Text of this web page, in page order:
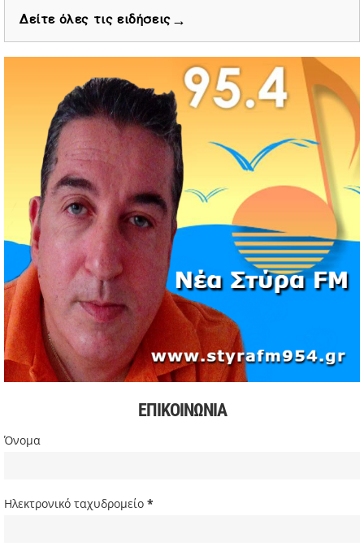
67 βουλευτές των Εργατικών ζητούν την παραίτηση του
Διάσωση 40 μεταναστών νότια της Γαύδου μετά από
εντοπισμό λέμβου
11/05/2026 | 19:37
Νέος πρόεδρος στον Αθλητικό Όμιλο Νέων Στύρων ο
Αντώνης Κουμάκης
11/05/2026 | 16:32
Formula 1: Κυριαρχία Αντονέλι στο Μαϊάμι και αύξηση
διαφοράς στη βαθμολογία
03/05/2026 | 19:35
Αυξήσεις στην αμόλυβδη βενζίνη σε υψηλά επίπεδα από
την αρχή της κρίσης
03/05/2026 | 10:30
Χιόνισε σε Πάρνηθα και Πεντέλη – Διακοπή κυκλοφορίας
στη Λ. Πάρνηθος
03/05/2026 | 09:49
Πιέσεις στην παγκόσμια αγορά πετρελαίου και
Σακίρα: Περίπου 2 εκατ. θεατές στη συναυλία της στο Ρίο
ντε Τζανέιρο
Ευρωβουλευτής Φαραντούρης: Το ΠΑΣΟΚ διεκδικεί ρόλο
εναλλακτικής πρότασης εξουσίας
Δείτε όλες τις ειδήσεις →
ΕΠΙΚΟΙΝΩΝΙΑ
Όνομα
Ηλεκτρονικό ταχυδρομείο *